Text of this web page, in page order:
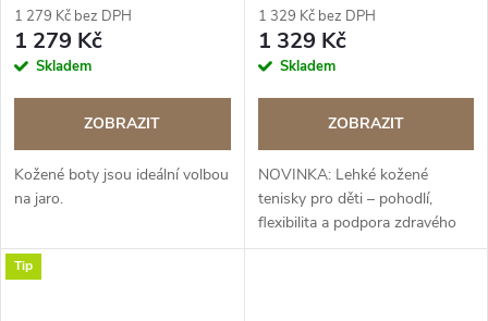
1 279 Kč bez DPH
1 279 Kč
Skladem
ZOBRAZIT
Kožené boty jsou ideální volbou
na jaro.
1 329 Kč bez DPH
1 329 Kč
Skladem
ZOBRAZIT
NOVINKA: Lehké kožené
tenisky pro děti – pohodlí,
flexibilita a podpora zdravého
vývoje nožek.
Tip